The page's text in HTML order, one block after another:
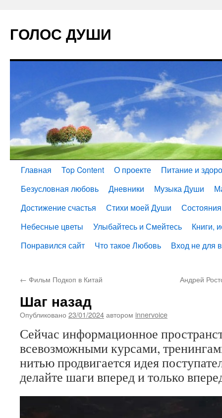
ГОЛОС ДУШИ
Главная Top Content О проекте
Питание и
Безусловная любовь
Дневники Музыка Души
Достижение счастья
Стихи моей Души
Небесные цветы
Улыбайтесь и Смейтесь
Книги,
Понравился сайт
Что такое Любовь Вход не для
← Фильм Подкоп в Китай Андрей
Шаг назад
Опубликовано 23/01/2024автором innervoice
Сейчас информационное
всевозможными курсами,
нитью продвигается идея
делайте шаги вперед и только